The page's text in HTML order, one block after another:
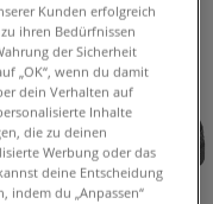
Kunden erfolgreich
ihren Bedürfnissen
der Sicherheit
„OK“, wenn du damit
dein Verhalten auf
Inhalte
die zu deinen
Werbung oder das
deine Entscheidung
indem du „Anpassen“